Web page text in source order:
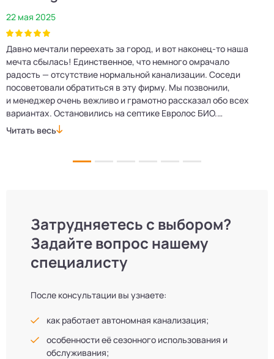
22 мая 2025
Давно мечтали переехать за город, и вот наконец‑то наша
мечта сбылась! Единственное, что немного омрачало
радость — отсутствие нормальной канализации. Соседи
посоветовали обратиться в эту фирму. Мы позвонили,
и менеджер очень вежливо и грамотно рассказал обо всех
вариантах. Остановились на септике Евролос БИО.
Монтажники приехали вовремя, установили всё быстро
Читать весь
Затрудняетесь с выбором?
Задайте вопрос нашему
специалисту
После консультации вы узнаете:
как работает автономная канализация;
особенности её сезонного использования и
обслуживания;